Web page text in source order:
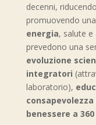
decenni,
promuovendo
energia, salute e
prevedono una
evoluzione
integratori
laboratorio),
benessere a